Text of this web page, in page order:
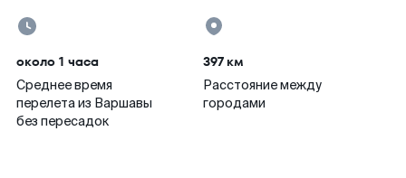
около 1 часа
Среднее время
перелета из Варшавы
без пересадок
397 км
Расстояние между
городами